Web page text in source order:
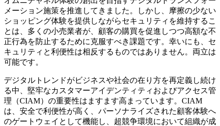
メーション施策を推進してきました。しかし、摩擦の少ない
ショッピング体験を提供しながらセキュリティを維持するこ
とは、多くの小売業者が、顧客の購買を促進しつつ高額な不
正行為を防止するために克服すべき課題です。幸いにも、セ
キュリティと利便性は相反するものではありません。両立は
可能です。
デジタルトレンドがビジネスや社会の在り方を再定義し続け
る中、堅牢なカスタマーアイデンティティおよびアクセス管
理（CIAM）の重要性はますます高まっています。CIAM
は、安全で利便性が高く、パーソナライズされた顧客体験へ
のゲートウェイとして機能し、超競争環境において組織が成